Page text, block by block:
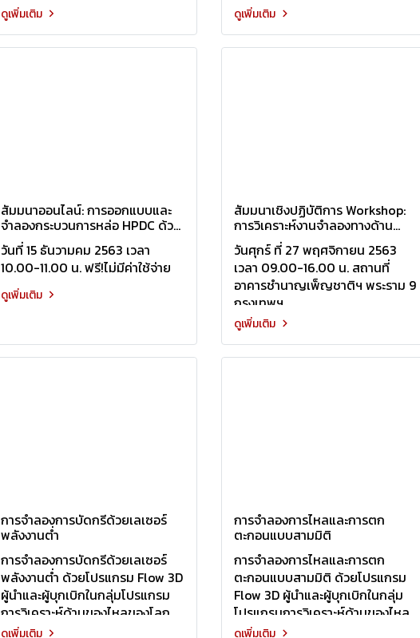
ดูเพิ่มเติม ดูเพิ่มเติม
สัมมนาออนไลน์: การออกแบบและ
จำลองกระบวนการหล่อ HPDC ด้วย
FLOW-3D CAST
วันที่ 15 ธันวามคม 2563 เวลา
10.00-11.00 น. ฟรี!ไม่มีค่าใช้จ่าย
ดูเพิ่มเติม
สัมมนาเชิงปฏิบัติการ Workshop:
การวิเคราะห์งานจำลองทางด้าน
CFD ด้วยโปรแกรม Flow-3D
วันศุกร์ ที่ 27 พฤศจิกายน 2563
เวลา 09.00-16.00 น. สถานที่
อาคารชำนาญเพ็ญชาติฯ พระราม 9
กรุงเทพฯ
ดูเพิ่มเติม
การจำลองการบัดกรีด้วยเลเซอร์
พลังงานต่ำ
การจำลองการบัดกรีด้วยเลเซอร์
พลังงานต่ำ ด้วยโปรแกรม Flow 3D
ผู้นำและผู้บุกเบิกในกลุ่มโปรแกรม
การวิเคราะห์ด้านของไหลของโลก
ดูเพิ่มเติม
การจำลองการไหลและการตก
ตะกอนแบบสามมิติ
การจำลองการไหลและการตก
ตะกอนแบบสามมิติ ด้วยโปรแกรม
Flow 3D ผู้นำและผู้บุกเบิกในกลุ่ม
โปรแกรมการวิเคราะห์ด้านของไหล
ของโลก
ดูเพิ่มเติม